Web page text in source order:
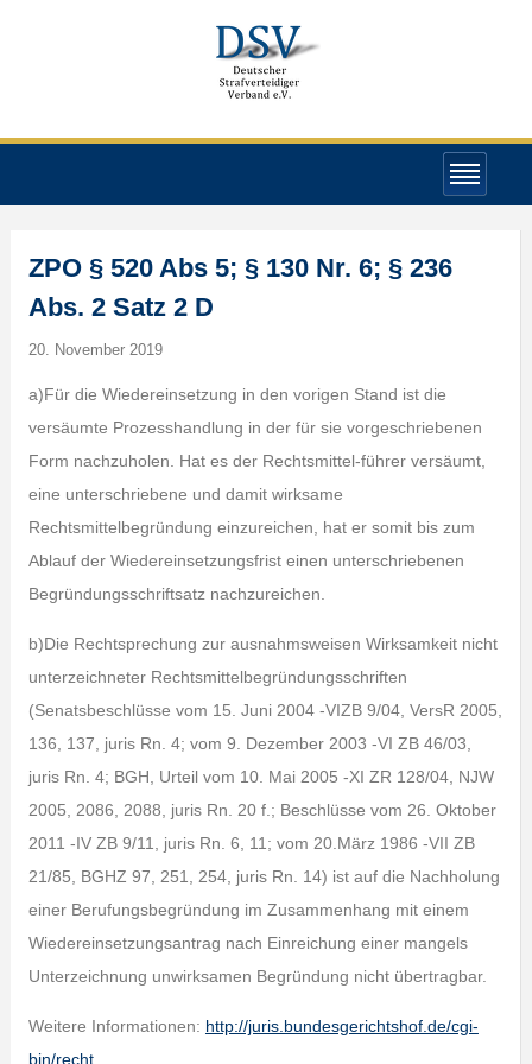
ZPO § 520 Abs 5; § 130 Nr. 6; § 236
Abs. 2 Satz 2 D
20. November 2019
a)Für die Wiedereinsetzung in den vorigen Stand ist die
versäumte Prozesshandlung in der für sie vorgeschriebenen
Form nachzuholen. Hat es der Rechtsmittel-führer versäumt,
eine unterschriebene und damit wirksame
Rechtsmittelbegründung einzureichen, hat er somit bis zum
Ablauf der Wiedereinsetzungsfrist einen unterschriebenen
Begründungsschriftsatz nachzureichen.
b)Die Rechtsprechung zur ausnahmsweisen Wirksamkeit nicht
unterzeichneter Rechtsmittelbegründungsschriften
(Senatsbeschlüsse vom 15. Juni 2004 -VIZB 9/04, VersR 2005,
136, 137, juris Rn. 4; vom 9. Dezember 2003 -VI ZB 46/03,
juris Rn. 4; BGH, Urteil vom 10. Mai 2005 -XI ZR 128/04, NJW
2005, 2086, 2088, juris Rn. 20 f.; Beschlüsse vom 26. Oktober
2011 -IV ZB 9/11, juris Rn. 6, 11; vom 20.März 1986 -VII ZB
21/85, BGHZ 97, 251, 254, juris Rn. 14) ist auf die Nachholung
einer Berufungsbegründung im Zusammenhang mit einem
Wiedereinsetzungsantrag nach Einreichung einer mangels
Unterzeichnung unwirksamen Begründung nicht übertragbar.
Weitere Informationen: http://juris.bundesgerichtshof.de/cgi-
bin/recht…